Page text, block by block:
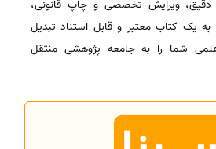
دقیق، ویرایش تخصصی و چاپ قانونی،
به یک کتاب معتبر و قابل استناد تبدیل
شما را به جامعه پژوهشی منتقل